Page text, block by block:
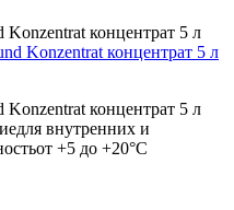
концентрат 5 л
концентрат 5 л
внутренних и
+5 до +20°С